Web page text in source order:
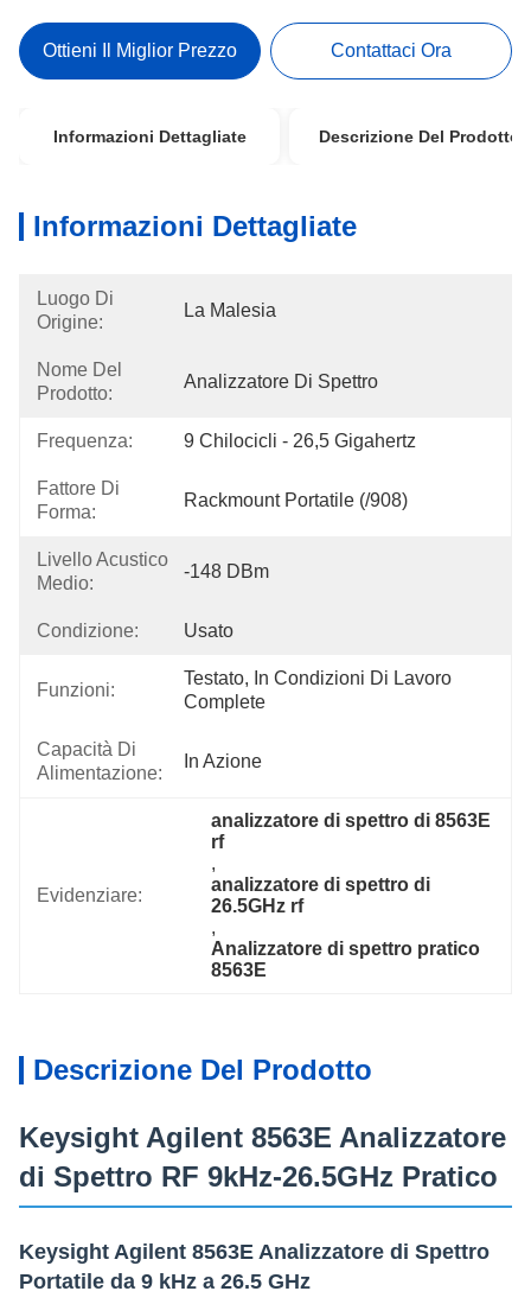
Ottieni Il Miglior Prezzo Contattaci Ora
Informazioni Dettagliate Descrizione Del Prodotto
Informazioni Dettagliate
Luogo Di
Origine:
La Malesia
Nome Del
Prodotto:
Analizzatore Di Spettro
Frequenza: 9 Chilocicli - 26,5 Gigahertz
Fattore Di
Forma:
Rackmount Portatile (/908)
Livello Acustico
Medio:
-148 DBm
Condizione: Usato
Funzioni:
Testato, In Condizioni Di Lavoro
Complete
Capacità Di
Alimentazione:
In Azione
Evidenziare:
analizzatore di spettro di 8563E
rf
,
analizzatore di spettro di
26.5GHz rf
,
Analizzatore di spettro pratico
8563E
Descrizione Del Prodotto
Keysight Agilent 8563E Analizzatore
di Spettro RF 9kHz-26.5GHz Pratico
Keysight Agilent 8563E Analizzatore di Spettro
Portatile da 9 kHz a 26.5 GHz